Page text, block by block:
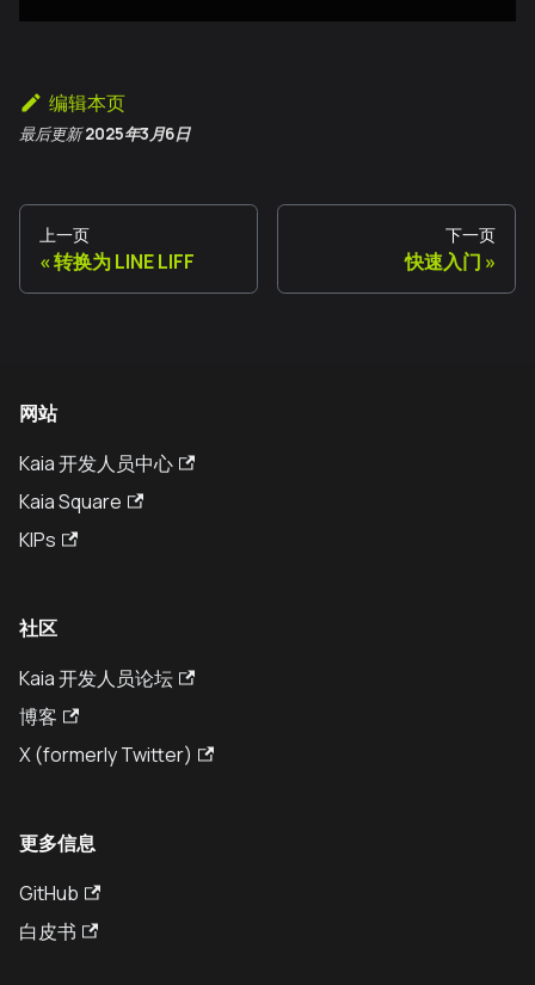
编辑本页
最后更新 2025年3月6日
上一页
转换为 LINE LIFF
下一页
快速入门
网站
Kaia 开发人员中心
Kaia Square
KIPs
社区
Kaia 开发人员论坛
博客
X (formerly Twitter)
更多信息
GitHub
白皮书